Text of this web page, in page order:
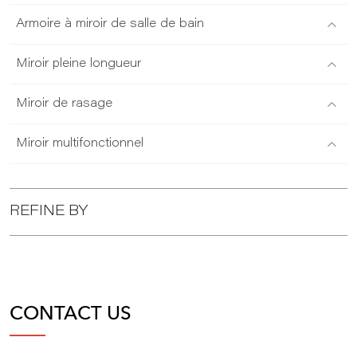
Armoire à miroir de salle de bain
Miroir pleine longueur
Miroir de rasage
Miroir multifonctionnel
REFINE BY
CONTACT US